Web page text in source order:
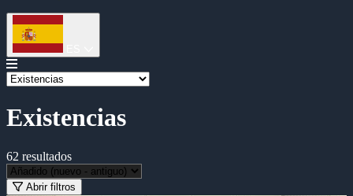
Existencias
62 resultados
Abrir filtros